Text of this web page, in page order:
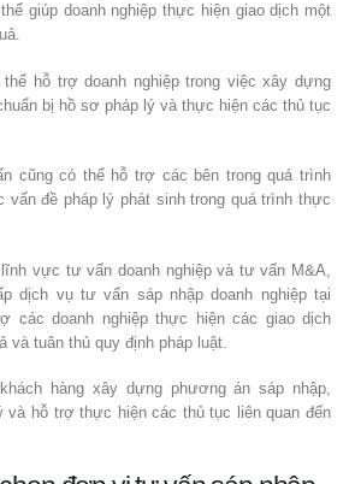
giúp doanh nghiệp thực hiện giao dịch một
hỗ trợ doanh nghiệp trong việc xây dựng
bị hồ sơ pháp lý và thực hiện các thủ tục
cũng có thể hỗ trợ các bên trong quá trình
vấn đề pháp lý phát sinh trong quá trình thực
vực tư vấn doanh nghiệp và tư vấn M&A,
dịch vụ tư vấn sáp nhập doanh nghiệp tại
các doanh nghiệp thực hiện các giao dịch
và tuân thủ quy định pháp luật.
hàng xây dựng phương án sáp nhập,
và hỗ trợ thực hiện các thủ tục liên quan đến